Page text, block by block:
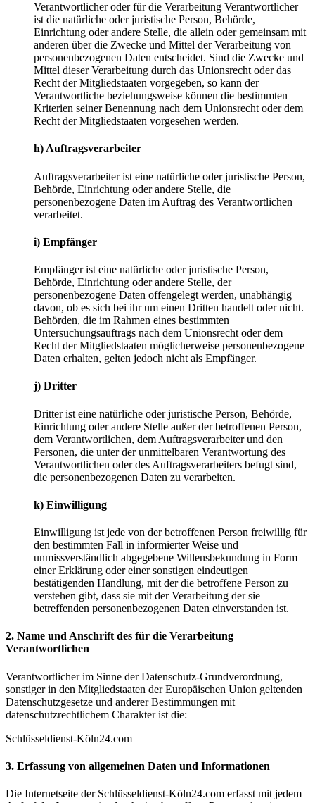
Verantwortlicher oder für die Verarbeitung Verantwortlicher
ist die natürliche oder juristische Person, Behörde,
Einrichtung oder andere Stelle, die allein oder gemeinsam mit
anderen über die Zwecke und Mittel der Verarbeitung von
personenbezogenen Daten entscheidet. Sind die Zwecke und
Mittel dieser Verarbeitung durch das Unionsrecht oder das
Recht der Mitgliedstaaten vorgegeben, so kann der
Verantwortliche beziehungsweise können die bestimmten
Kriterien seiner Benennung nach dem Unionsrecht oder dem
Recht der Mitgliedstaaten vorgesehen werden.
h) Auftragsverarbeiter
Auftragsverarbeiter ist eine natürliche oder juristische Person,
Behörde, Einrichtung oder andere Stelle, die
personenbezogene Daten im Auftrag des Verantwortlichen
verarbeitet.
i) Empfänger
Empfänger ist eine natürliche oder juristische Person,
Behörde, Einrichtung oder andere Stelle, der
personenbezogene Daten offengelegt werden, unabhängig
davon, ob es sich bei ihr um einen Dritten handelt oder nicht.
Behörden, die im Rahmen eines bestimmten
Untersuchungsauftrags nach dem Unionsrecht oder dem
Recht der Mitgliedstaaten möglicherweise personenbezogene
Daten erhalten, gelten jedoch nicht als Empfänger.
j) Dritter
Dritter ist eine natürliche oder juristische Person, Behörde,
Einrichtung oder andere Stelle außer der betroffenen Person,
dem Verantwortlichen, dem Auftragsverarbeiter und den
Personen, die unter der unmittelbaren Verantwortung des
Verantwortlichen oder des Auftragsverarbeiters befugt sind,
die personenbezogenen Daten zu verarbeiten.
k) Einwilligung
Einwilligung ist jede von der betroffenen Person freiwillig für
den bestimmten Fall in informierter Weise und
unmissverständlich abgegebene Willensbekundung in Form
einer Erklärung oder einer sonstigen eindeutigen
bestätigenden Handlung, mit der die betroffene Person zu
verstehen gibt, dass sie mit der Verarbeitung der sie
betreffenden personenbezogenen Daten einverstanden ist.
2. Name und Anschrift des für die Verarbeitung
Verantwortlichen
Verantwortlicher im Sinne der Datenschutz-Grundverordnung,
sonstiger in den Mitgliedstaaten der Europäischen Union geltenden
Datenschutzgesetze und anderer Bestimmungen mit
datenschutzrechtlichem Charakter ist die:
Schlüsseldienst-Köln24.com
3. Erfassung von allgemeinen Daten und Informationen
Die Internetseite der Schlüsseldienst-Köln24.com erfasst mit jedem